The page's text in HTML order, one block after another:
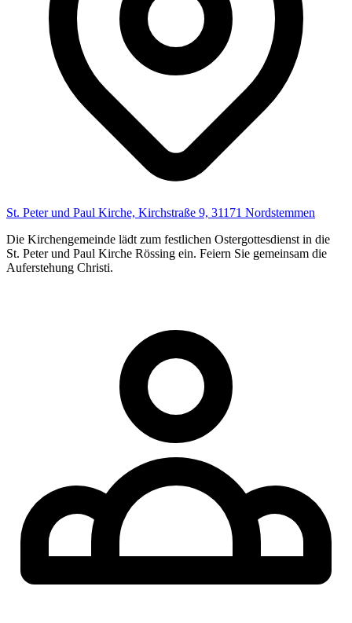
St. Peter und Paul Kirche, Kirchstraße 9, 31171 Nordstemmen
Die Kirchengemeinde lädt zum festlichen Ostergottesdienst in die
St. Peter und Paul Kirche Rössing ein. Feiern Sie gemeinsam die
Auferstehung Christi.